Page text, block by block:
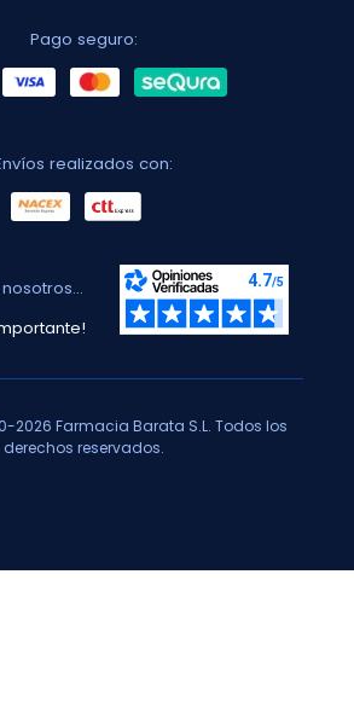
Pago seguro:
realizados con:
2026 Farmacia Barata S.L. Todos los
derechos reservados.